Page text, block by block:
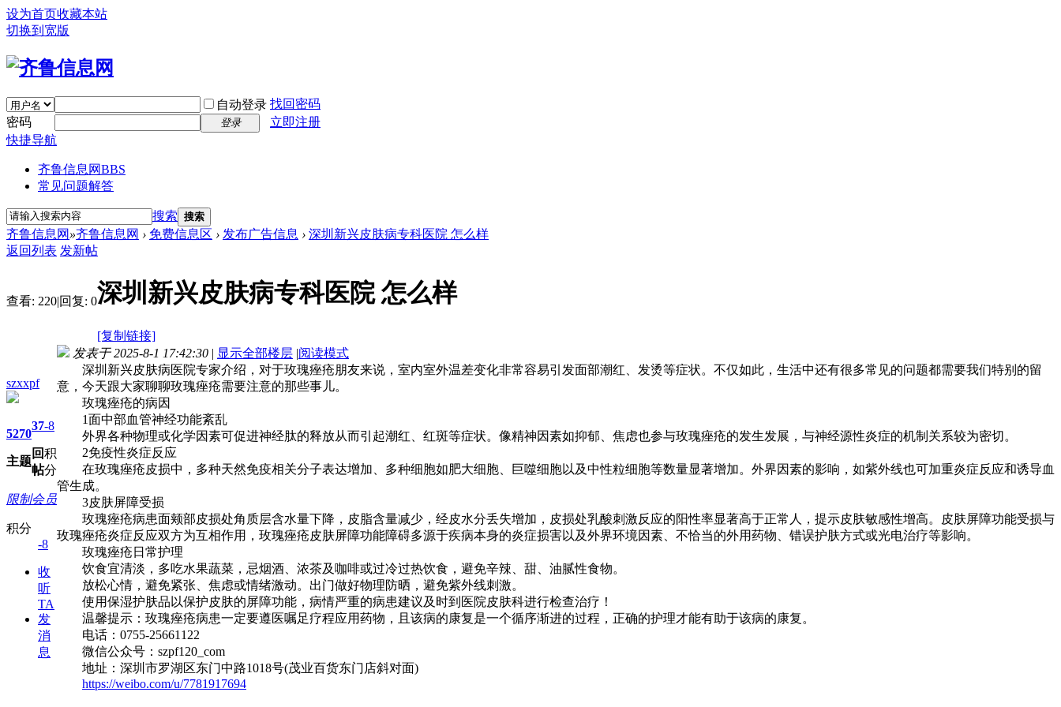
设为首页收藏本站
切换到宽版
自动登录 找回密码
密码
登录
立即注册
快捷导航
齐鲁信息网BBS
常见问题解答
搜索 搜索
齐鲁信息网 »齐鲁信息网 › 免费信息区 › 发布广告信息 › 深圳新兴皮肤病专科医院 怎么样
返回列表 发新帖
查看: 220|回复: 0深圳新兴皮肤病专科医院 怎么样
[复制链接]
szxxpf
5270
主题
37
回
帖
-8
积
分
限制会员
积分
-8
收
听
TA
发
消
息
发表于 2025-8-1 17:42:30 | 显示全部楼层 |阅读模式
深圳新兴皮肤病医院专家介绍，对于玫瑰痤疮朋友来说，室内室外温差变化非常容易引发面部潮红、发烫等症状。不仅如此，生活中还有很多常见的问题都需要我们特别的留
意，今天跟大家聊聊玫瑰痤疮需要注意的那些事儿。
玫瑰痤疮的病因
1面中部血管神经功能紊乱
外界各种物理或化学因素可促进神经肽的释放从而引起潮红、红斑等症状。像精神因素如抑郁、焦虑也参与玫瑰痤疮的发生发展，与神经源性炎症的机制关系较为密切。
2免疫性炎症反应
在玫瑰痤疮皮损中，多种天然免疫相关分子表达增加、多种细胞如肥大细胞、巨噬细胞以及中性粒细胞等数量显著增加。外界因素的影响，如紫外线也可加重炎症反应和诱导血
管生成。
3皮肤屏障受损
玫瑰痤疮病患面颊部皮损处角质层含水量下降，皮脂含量减少，经皮水分丢失增加，皮损处乳酸刺激反应的阳性率显著高于正常人，提示皮肤敏感性增高。皮肤屏障功能受损与
玫瑰痤疮炎症反应双方为互相作用，玫瑰痤疮皮肤屏障功能障碍多源于疾病本身的炎症损害以及外界环境因素、不恰当的外用药物、错误护肤方式或光电治疗等影响。
玫瑰痤疮日常护理
饮食宜清淡，多吃水果蔬菜，忌烟酒、浓茶及咖啡或过冷过热饮食，避免辛辣、甜、油腻性食物。
放松心情，避免紧张、焦虑或情绪激动。出门做好物理防晒，避免紫外线刺激。
使用保湿护肤品以保护皮肤的屏障功能，病情严重的病患建议及时到医院皮肤科进行检查治疗！
温馨提示：玫瑰痤疮病患一定要遵医嘱足疗程应用药物，且该病的康复是一个循序渐进的过程，正确的护理才能有助于该病的康复。
电话：0755-25661122
微信公众号：szpf120_com
地址：深圳市罗湖区东门中路1018号(茂业百货东门店斜对面)
https://weibo.com/u/7781917694